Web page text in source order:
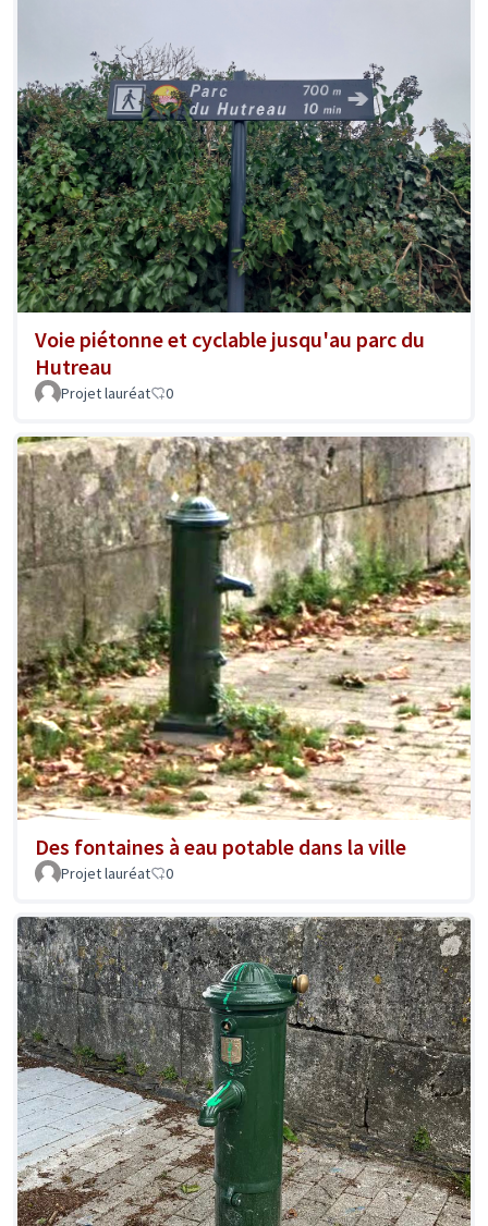
Voie piétonne et cyclable jusqu'au parc du
Hutreau
Projet lauréat 0
Des fontaines à eau potable dans la ville
Projet lauréat 0